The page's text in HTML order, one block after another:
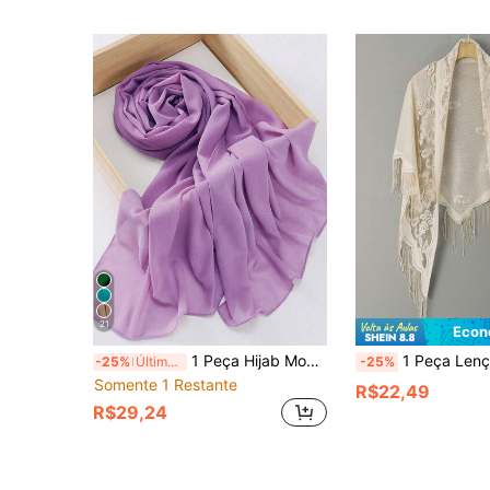
21
-25% Últimos 3 dias
1 Peça Hijab Modesto de Chiffon, Moda Casual Versátil, Lenço Sólido Simples para Uso Diário para Mulheres, Praia, Férias, Acessórios, Essencial para Viagem
Somente 1 Restante
R$29,24
-25% 1 Peça Lenço de Tricô com Borlas Triangulares de Cor Sólida para Mulheres, Primavera/Verão, Xale de Tricô Liso, Xale
R$22,49